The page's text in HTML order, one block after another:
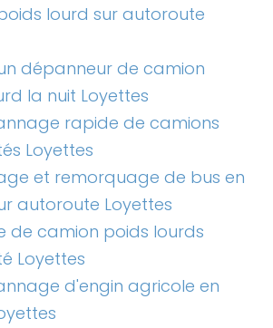
lourd sur autoroute
dépanneur de camion
la nuit Loyettes
rapide de camions
Loyettes
et remorquage de bus en
autoroute Loyettes
de camion poids lourds
Loyettes
d'engin agricole en